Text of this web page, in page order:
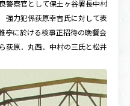
警察官として保土ヶ谷署長中村
力犯係荻原幸吉氏に対して表
亭に於ける検事正招待の晩餐会
原．丸西．中村の三氏と松井